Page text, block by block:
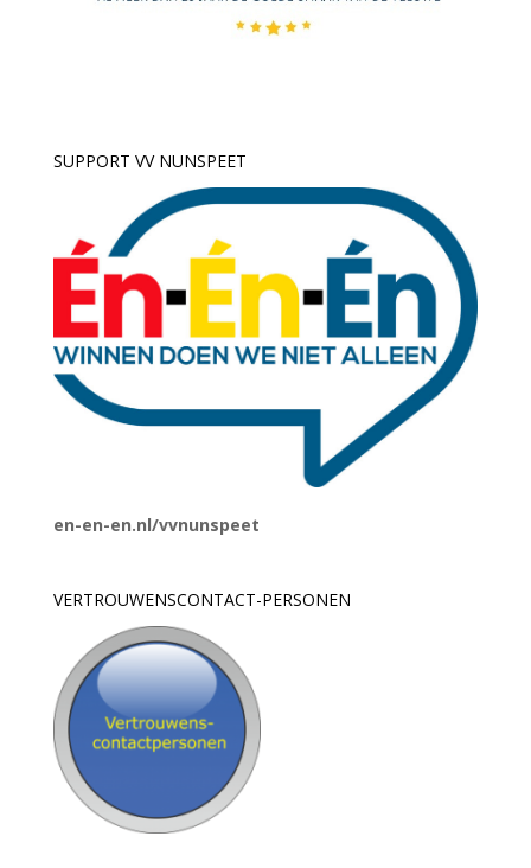
SUPPORT VV NUNSPEET
en-en-en.nl/vvnunspeet
VERTROUWENSCONTACT-PERSONEN